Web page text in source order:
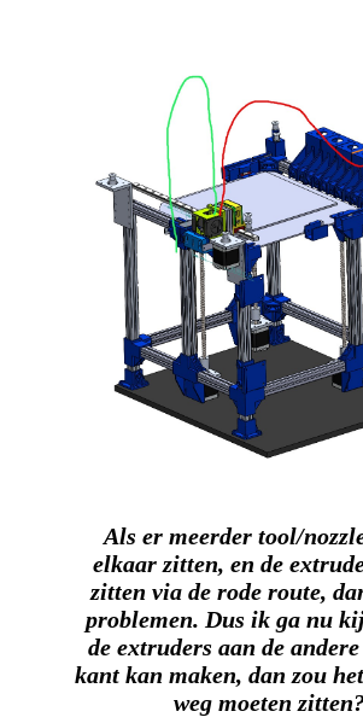
Als er meerder tool/
elkaar zitten, en de
zitten via de rode route,
problemen. Dus ik ga nu
de extruders aan de
kant kan maken, dan zou
weg moeten